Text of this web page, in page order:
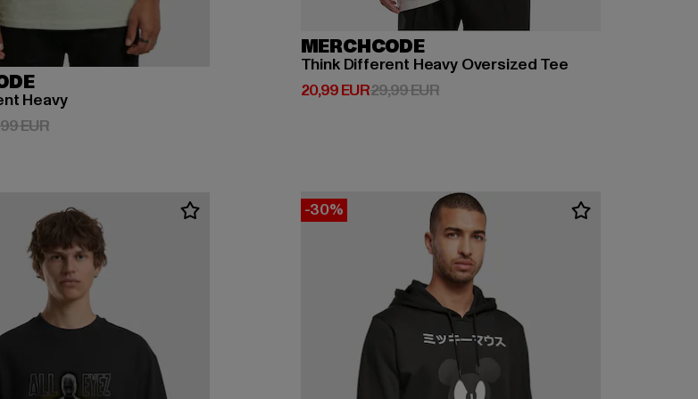
Heavy
EUR
EURPrix en promotion: 29,99 EUR
MERCHCODE
Think Different Heavy Oversized Tee
20,99 EUR
Prix courant: 20,99 EUR
29,99 EURPrix en promotion: 29,99 EUR
-30%